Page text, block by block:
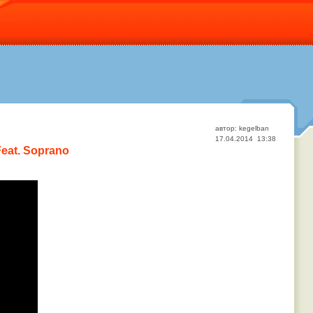
автор: kegelban
17.04.2014 13:38
Soprano